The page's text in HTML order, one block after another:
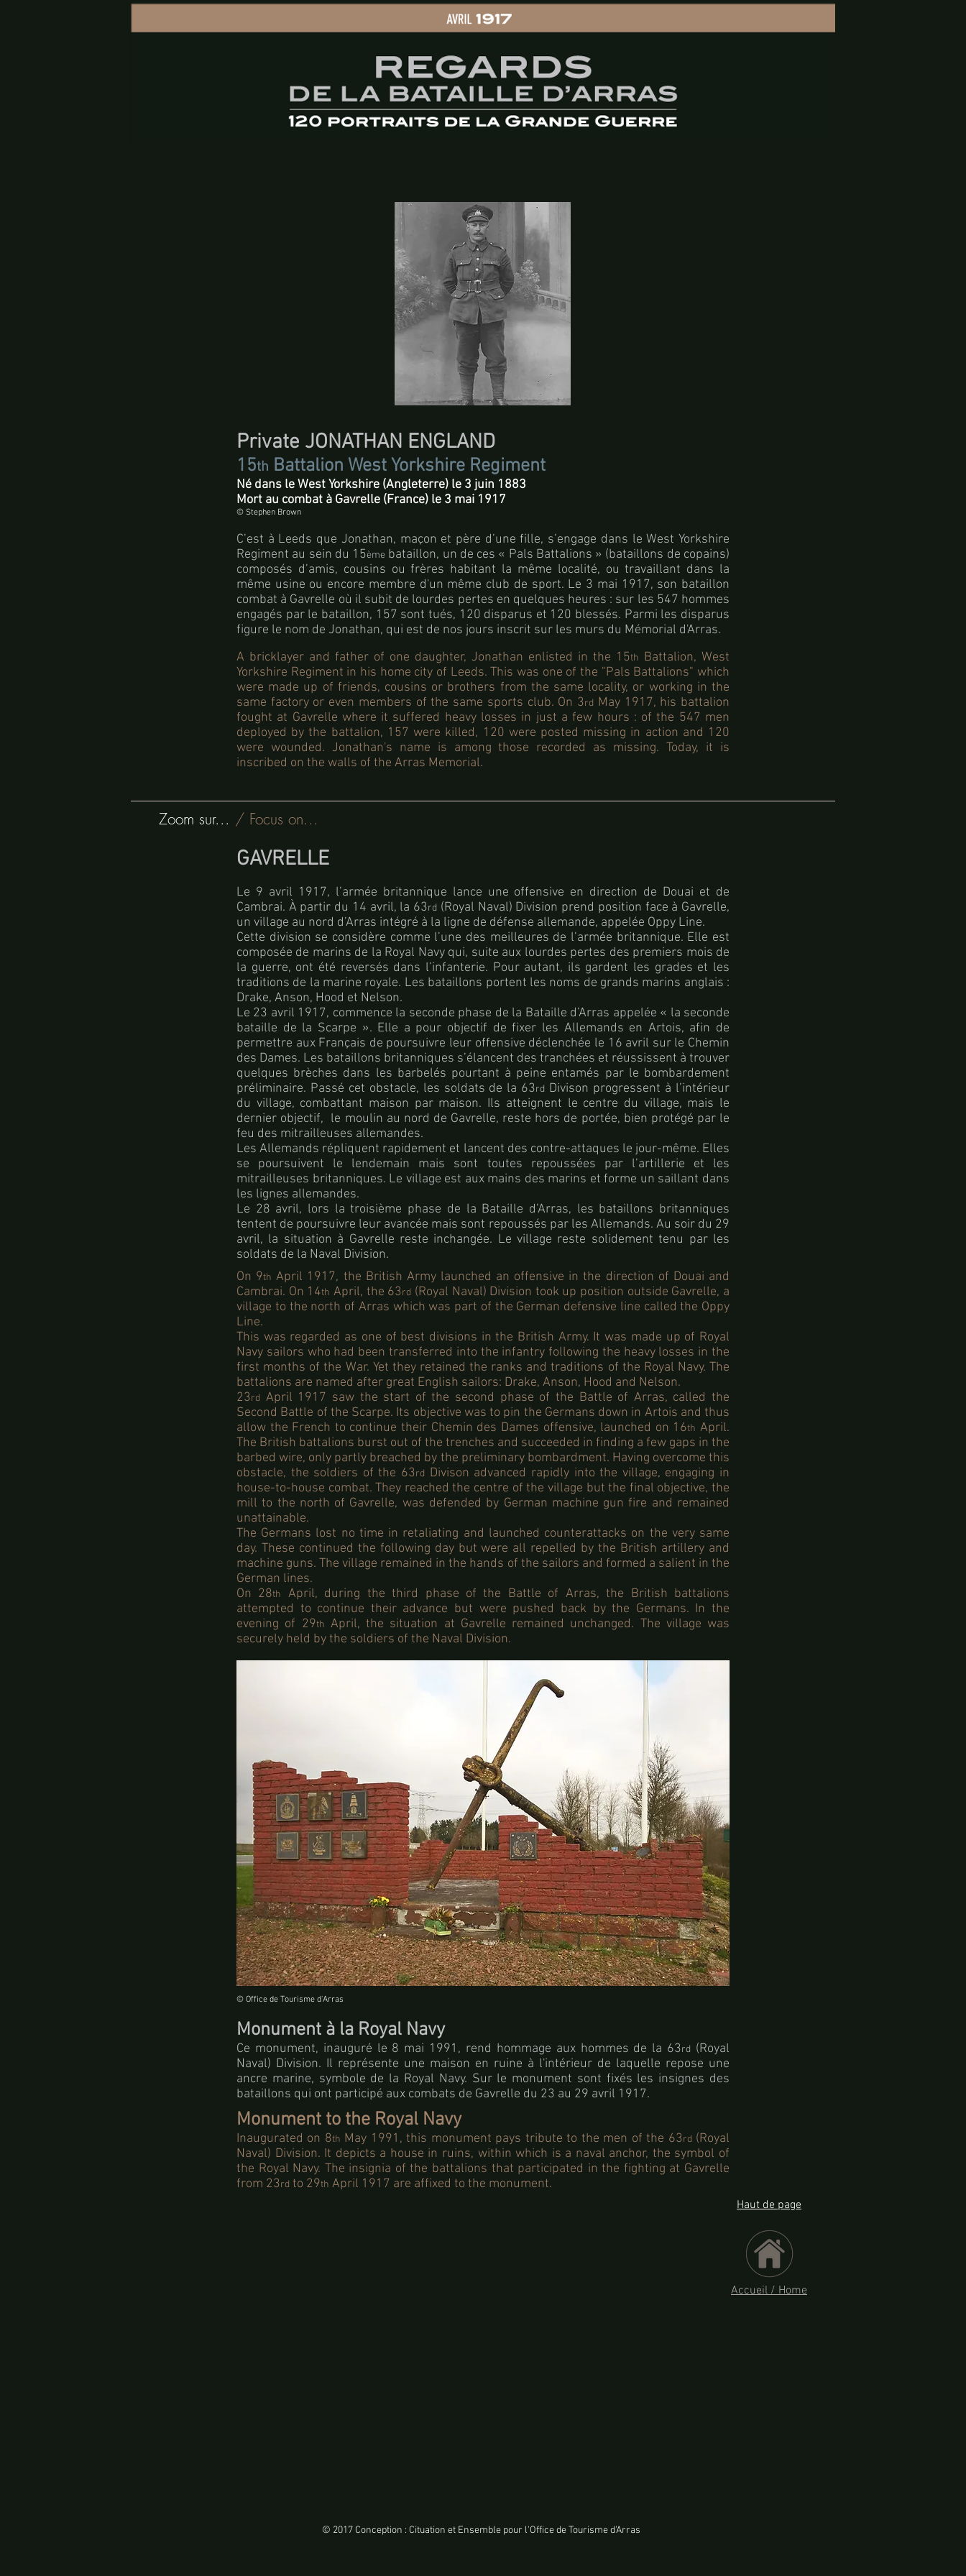
Private JONATHAN ENGLAND
15th Battalion West Yorkshire Regiment
Né dans le West Yorkshire (Angleterre) le 3 juin 1883
Mort au combat à Gavrelle (France) le 3 mai 1917
© Stephen Brown
C’est à Leeds que Jonathan, maçon et père d’une fille, s’engage dans le West Yorkshire
Regiment au sein du 15ème bataillon, un de ces « Pals Battalions » (bataillons de copains)
composés d’amis, cousins ou frères habitant la même localité, ou travaillant dans la
même usine ou encore membre d'un même club de sport. Le 3 mai 1917, son bataillon
combat à Gavrelle où il subit de lourdes pertes en quelques heures : sur les 547 hommes
engagés par le bataillon, 157 sont tués, 120 disparus et 120 blessés. Parmi les disparus
figure le nom de Jonathan, qui est de nos jours inscrit sur les murs du Mémorial d'Arras.
A bricklayer and father of one daughter, Jonathan enlisted in the 15th Battalion, West
Yorkshire Regiment in his home city of Leeds. This was one of the "Pals Battalions" which
were made up of friends, cousins or brothers from the same locality, or working in the
same factory or even members of the same sports club. On 3rd May 1917, his battalion
fought at Gavrelle where it suffered heavy losses in just a few hours : of the 547 men
deployed by the battalion, 157 were killed, 120 were posted missing in action and 120
were wounded. Jonathan's name is among those recorded as missing. Today, it is
inscribed on the walls of the Arras Memorial.
Haut de page
Accueil / Home
Zoom sur... / Focus on...
GAVRELLE
Le 9 avril 1917, l’armée britannique lance une offensive en direction de Douai et de
Cambrai. À partir du 14 avril, la 63rd (Royal Naval) Division prend position face à Gavrelle,
un village au nord d’Arras intégré à la ligne de défense allemande, appelée Oppy Line.
Cette division se considère comme l’une des meilleures de l’armée britannique. Elle est
composée de marins de la Royal Navy qui, suite aux lourdes pertes des premiers mois de
la guerre, ont été reversés dans l’infanterie. Pour autant, ils gardent les grades et les
traditions de la marine royale. Les bataillons portent les noms de grands marins anglais :
Drake, Anson, Hood et Nelson.
Le 23 avril 1917, commence la seconde phase de la Bataille d’Arras appelée « la seconde
bataille de la Scarpe ». Elle a pour objectif de fixer les Allemands en Artois, afin de
permettre aux Français de poursuivre leur offensive déclenchée le 16 avril sur le Chemin
des Dames. Les bataillons britanniques s’élancent des tranchées et réussissent à trouver
quelques brèches dans les barbelés pourtant à peine entamés par le bombardement
préliminaire. Passé cet obstacle, les soldats de la 63rd Divison progressent à l’intérieur
du village, combattant maison par maison. Ils atteignent le centre du village, mais le
dernier objectif, le moulin au nord de Gavrelle, reste hors de portée, bien protégé par le
feu des mitrailleuses allemandes.
Les Allemands répliquent rapidement et lancent des contre-attaques le jour-même. Elles
se poursuivent le lendemain mais sont toutes repoussées par l’artillerie et les
mitrailleuses britanniques. Le village est aux mains des marins et forme un saillant dans
les lignes allemandes.
Le 28 avril, lors la troisième phase de la Bataille d’Arras, les bataillons britanniques
tentent de poursuivre leur avancée mais sont repoussés par les Allemands. Au soir du 29
avril, la situation à Gavrelle reste inchangée. Le village reste solidement tenu par les
soldats de la Naval Division.
On 9th April 1917, the British Army launched an offensive in the direction of Douai and
Cambrai. On 14th April, the 63rd (Royal Naval) Division took up position outside Gavrelle, a
village to the north of Arras which was part of the German defensive line called the Oppy
Line.
This was regarded as one of best divisions in the British Army. It was made up of Royal
Navy sailors who had been transferred into the infantry following the heavy losses in the
first months of the War. Yet they retained the ranks and traditions of the Royal Navy. The
battalions are named after great English sailors: Drake, Anson, Hood and Nelson.
23rd April 1917 saw the start of the second phase of the Battle of Arras, called the
Second Battle of the Scarpe. Its objective was to pin the Germans down in Artois and thus
allow the French to continue their Chemin des Dames offensive, launched on 16th April.
The British battalions burst out of the trenches and succeeded in finding a few gaps in the
barbed wire, only partly breached by the preliminary bombardment. Having overcome this
obstacle, the soldiers of the 63rd Divison advanced rapidly into the village, engaging in
house-to-house combat. They reached the centre of the village but the final objective, the
mill to the north of Gavrelle, was defended by German machine gun fire and remained
unattainable.
The Germans lost no time in retaliating and launched counterattacks on the very same
day. These continued the following day but were all repelled by the British artillery and
machine guns. The village remained in the hands of the sailors and formed a salient in the
German lines.
On 28th
April, during the third phase of the Battle of Arras, the British battalions
attempted to continue their advance but were pushed back by the Germans. In the
evening of 29th April, the situation at Gavrelle remained unchanged. The village was
securely held by the soldiers of the Naval Division.
© Office de Tourisme d'Arras
Monument à la Royal Navy
Ce monument, inauguré le 8 mai 1991, rend hommage aux hommes de la 63rd (Royal
Naval) Division. Il représente une maison en ruine à l'intérieur de laquelle repose une
ancre marine, symbole de la Royal Navy. Sur le monument sont fixés les insignes des
bataillons qui ont participé aux combats de Gavrelle du 23 au 29 avril 1917.
Monument to the Royal Navy
Inaugurated on 8th May 1991, this monument pays tribute to the men of the 63rd (Royal
Naval) Division. It depicts a house in ruins, within which is a naval anchor, the symbol of
the Royal Navy. The insignia of the battalions that participated in the fighting at Gavrelle
from 23rd to 29th April 1917 are affixed to the monument.
© 2017 Conception : Cituation et Ensemble pour l'Office de Tourisme d'Arras